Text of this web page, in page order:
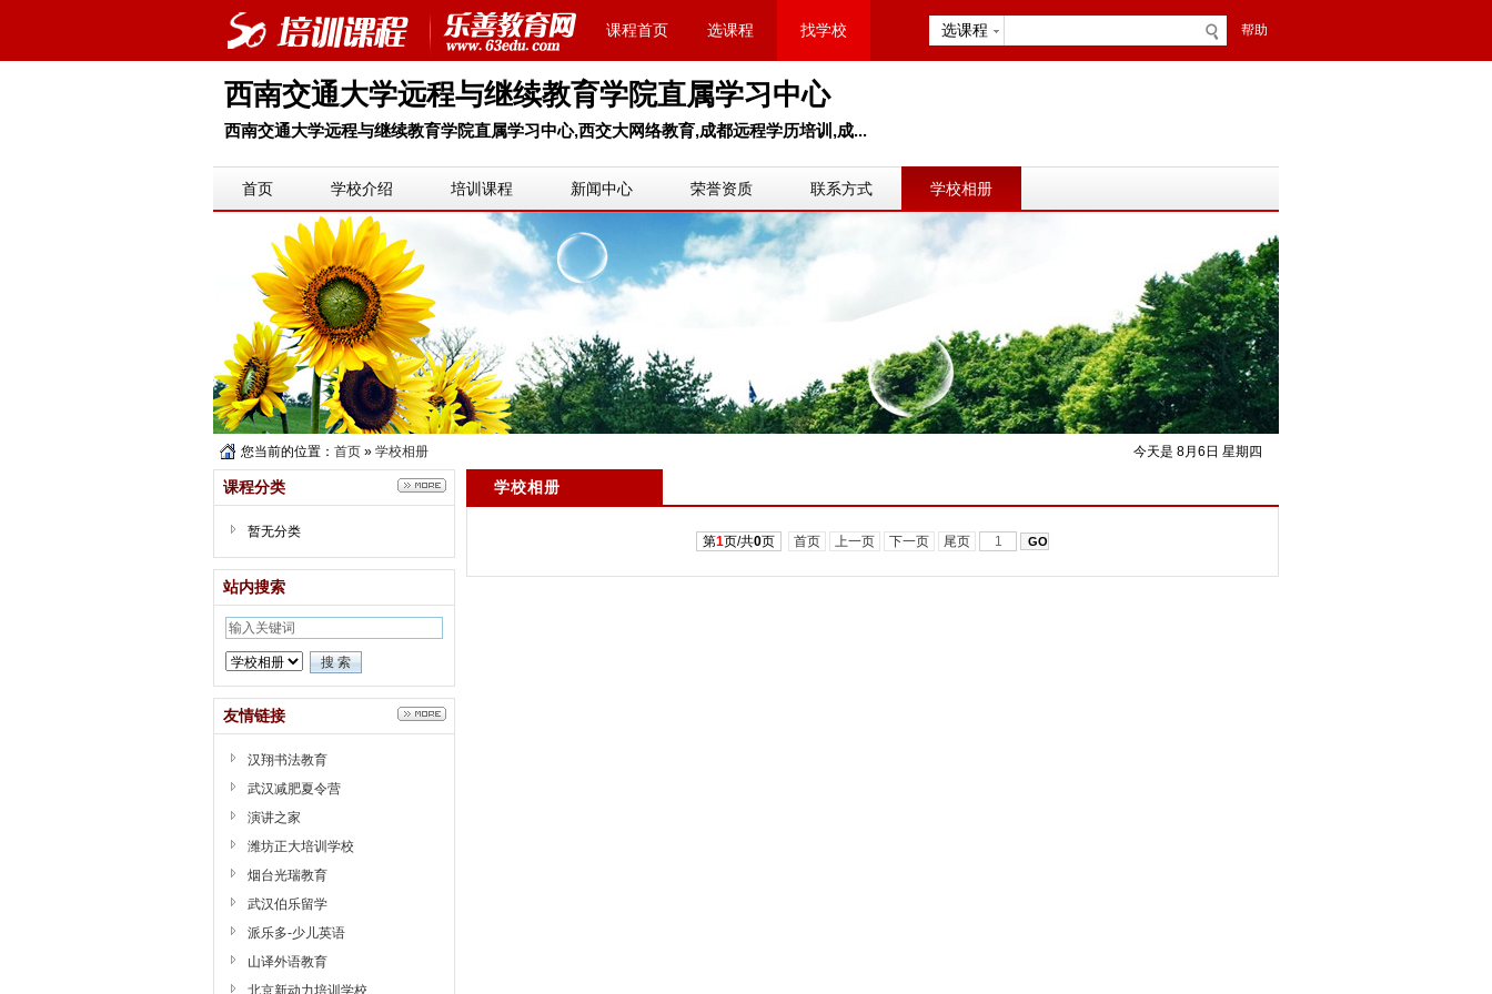
课程首页 选课程 找学校 选课程 帮助
西南交通大学远程与继续教育学院直属学习中心
西南交通大学远程与继续教育学院直属学习中心,西交大网络教育,成都远程学历培训,成...
首页 学校介绍 培训课程 新闻中心 荣誉资质 联系方式 学校相册
今天是 8月6日 星期四
您当前的位置： 首页 » 学校相册
课程分类
暂无分类
站内搜索
友情链接
汉翔书法教育
武汉减肥夏令营
演讲之家
潍坊正大培训学校
烟台光瑞教育
武汉伯乐留学
派乐多-少儿英语
山译外语教育
北京新动力培训学校
学校相册
第1页/共0页 首页 上一页 下一页 尾页